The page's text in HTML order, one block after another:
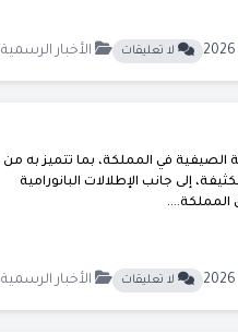
لا تعليقات الأخبار الرسمية
في المملكة، بما تتميز به من
إلى جانب الإطلالات البانورامية
المملكة....
لا تعليقات الأخبار الرسمية